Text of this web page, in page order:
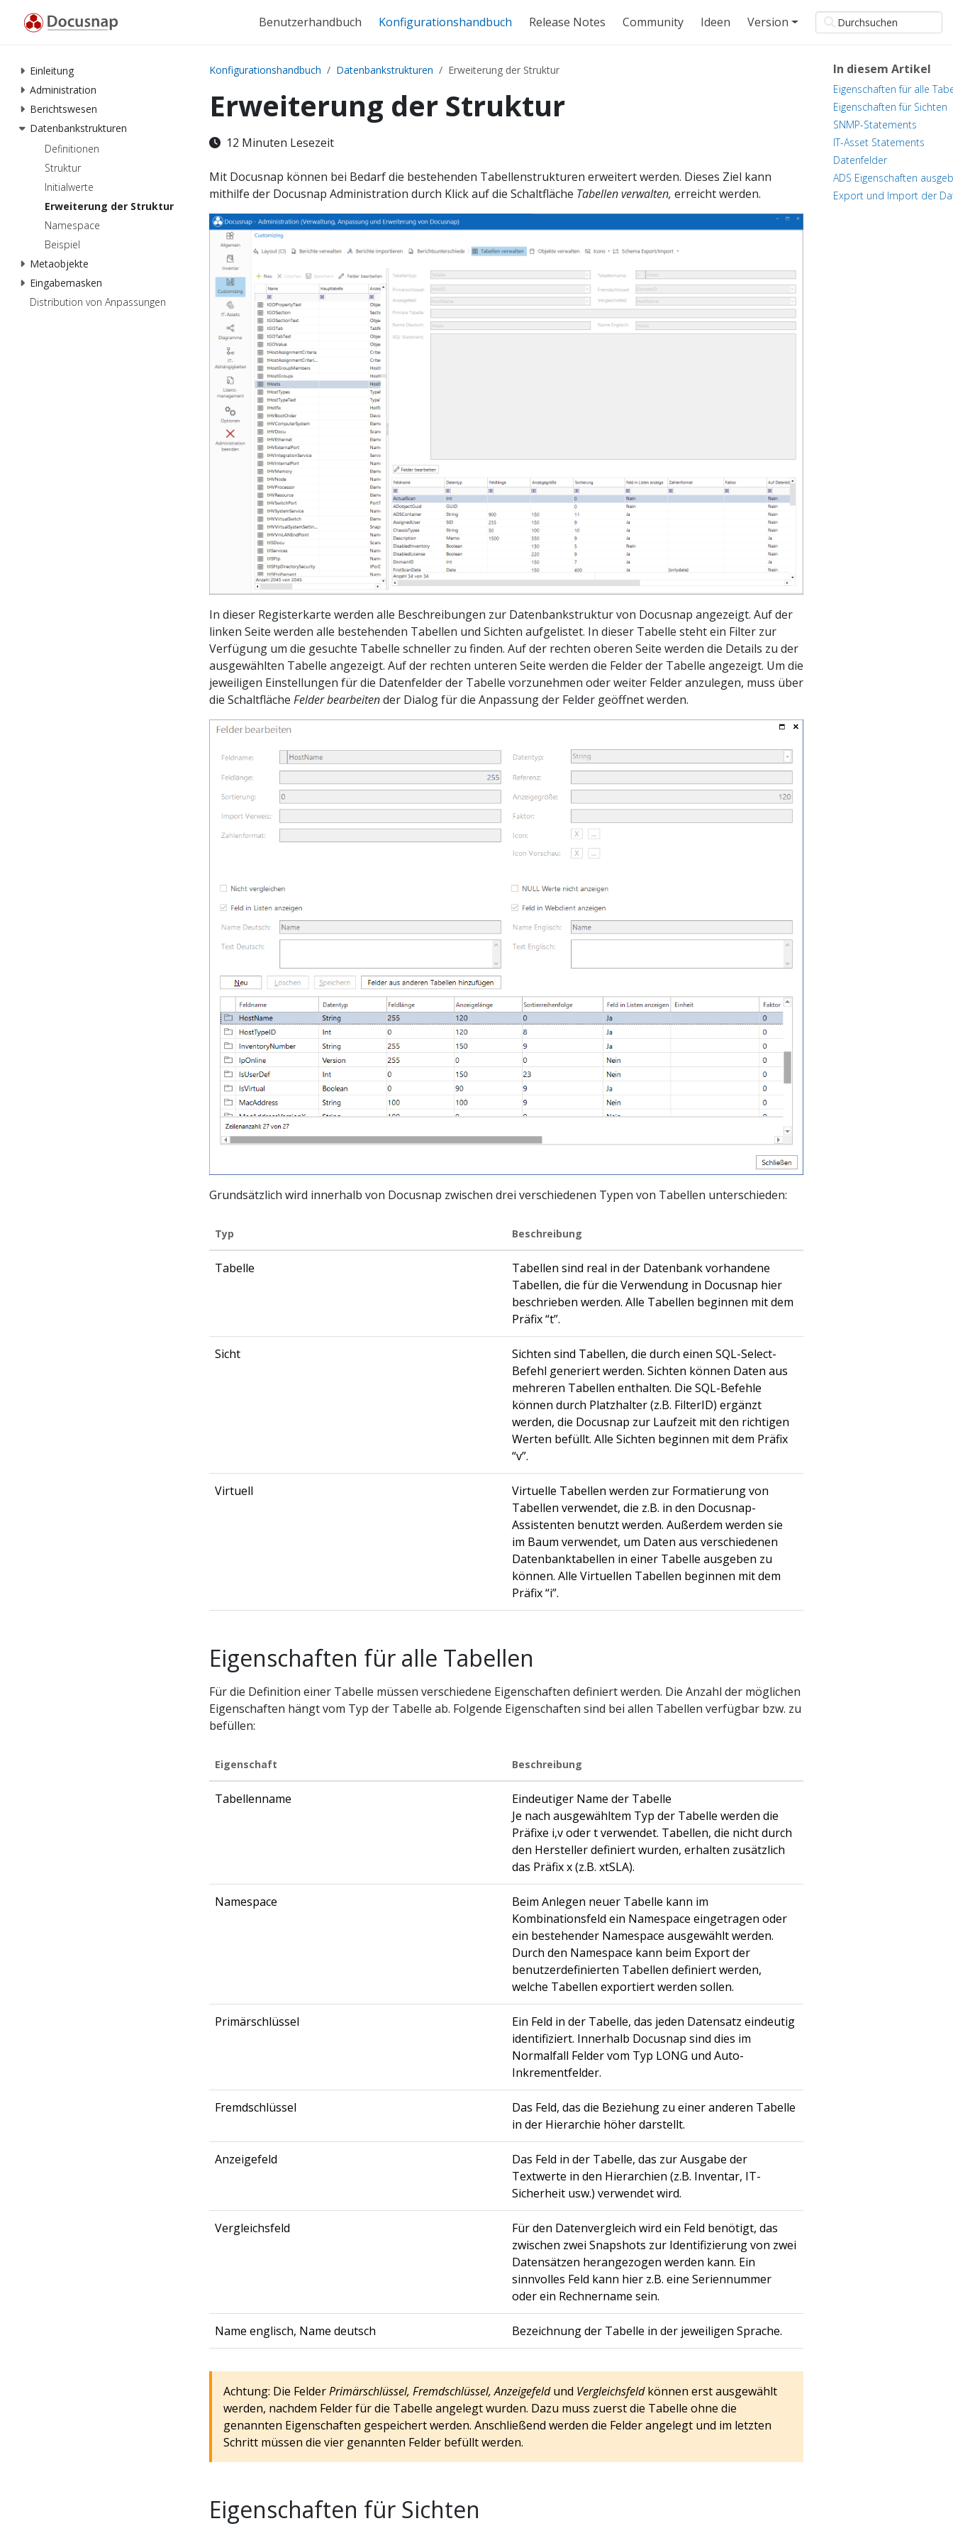
Benutzerhandbuch Konfigurationshandbuch Release Notes Community Ideen Version
Einleitung
Administration
Berichtswesen
Datenbankstrukturen
Definitionen
Struktur
Initialwerte
Erweiterung der Struktur
Namespace
Beispiel
Metaobjekte
Eingabemasken
Distribution von Anpassungen
In diesem Artikel
Eigenschaften für alle
Eigenschaften für Sichten
SNMP-Statements
IT-Asset Statements
Datenfelder
ADS Eigenschaften
Export und Import der
Konfigurationshandbuch Datenbankstrukturen Erweiterung der Struktur
Erweiterung der Struktur
12 Minuten Lesezeit
Mit Docusnap können bei Bedarf die bestehenden Tabellenstrukturen erweitert werden. Dieses Ziel kann
mithilfe der Docusnap Administration durch Klick auf die Schaltfläche Tabellen verwalten, erreicht werden.
In dieser Registerkarte werden alle Beschreibungen zur Datenbankstruktur von Docusnap angezeigt. Auf der
linken Seite werden alle bestehenden Tabellen und Sichten aufgelistet. In dieser Tabelle steht ein Filter zur
Verfügung um die gesuchte Tabelle schneller zu finden. Auf der rechten oberen Seite werden die Details zu der
ausgewählten Tabelle angezeigt. Auf der rechten unteren Seite werden die Felder der Tabelle angezeigt. Um die
jeweiligen Einstellungen für die Datenfelder der Tabelle vorzunehmen oder weiter Felder anzulegen, muss über
die Schaltfläche Felder bearbeitender Dialog für die Anpassung der Felder geöffnet werden.
Grundsätzlich wird innerhalb von Docusnap zwischen drei verschiedenen Typen von Tabellen unterschieden:
Typ Beschreibung
Tabelle
Tabellen sind real in der Datenbank vorhandene
Tabellen, die für die Verwendung in Docusnap hier
beschrieben werden. Alle Tabellen beginnen mit dem
Präfix “t”.
Sicht
Sichten sind Tabellen, die durch einen SQL-Select-
Befehl generiert werden. Sichten können Daten aus
mehreren Tabellen enthalten. Die SQL-Befehle
können durch Platzhalter (z.B. FilterID) ergänzt
werden, die Docusnap zur Laufzeit mit den richtigen
Werten befüllt. Alle Sichten beginnen mit dem Präfix
“v”.
Virtuell
Virtuelle Tabellen werden zur Formatierung von
Tabellen verwendet, die z.B. in den Docusnap-
Assistenten benutzt werden. Außerdem werden sie
im Baum verwendet, um Daten aus verschiedenen
Datenbanktabellen in einer Tabelle ausgeben zu
können. Alle Virtuellen Tabellen beginnen mit dem
Präfix “i”.
Eigenschaften für alle Tabellen
Für die Definition einer Tabelle müssen verschiedene Eigenschaften definiert werden. Die Anzahl der möglichen
Eigenschaften hängt vom Typ der Tabelle ab. Folgende Eigenschaften sind bei allen Tabellen verfügbar bzw. zu
befüllen:
Eigenschaft Beschreibung
Tabellenname
Eindeutiger Name der Tabelle
Je nach ausgewähltem Typ der Tabelle werden die
Präfixe i,v oder t verwendet. Tabellen, die nicht durch
den Hersteller definiert wurden, erhalten zusätzlich
das Präfix x (z.B. xtSLA).
Namespace
Beim Anlegen neuer Tabelle kann im
Kombinationsfeld ein Namespace eingetragen oder
ein bestehender Namespace ausgewählt werden.
Durch den Namespace kann beim Export der
benutzerdefinierten Tabellen definiert werden,
welche Tabellen exportiert werden sollen.
Primärschlüssel
Ein Feld in der Tabelle, das jeden Datensatz eindeutig
identifiziert. Innerhalb Docusnap sind dies im
Normalfall Felder vom Typ LONG und Auto-
Inkrementfelder.
Fremdschlüssel
Das Feld, das die Beziehung zu einer anderen Tabelle
in der Hierarchie höher darstellt.
Anzeigefeld
Das Feld in der Tabelle, das zur Ausgabe der
Textwerte in den Hierarchien (z.B. Inventar, IT-
Sicherheit usw.) verwendet wird.
Vergleichsfeld
Für den Datenvergleich wird ein Feld benötigt, das
zwischen zwei Snapshots zur Identifizierung von zwei
Datensätzen herangezogen werden kann. Ein
sinnvolles Feld kann hier z.B. eine Seriennummer
oder ein Rechnername sein.
Name englisch, Name deutsch Bezeichnung der Tabelle in der jeweiligen Sprache.
Achtung: Die FelderPrimärschlüssel, Fremdschlüssel, Anzeigefeldund Vergleichsfeldkönnen erst ausgewählt
werden, nachdem Felder für die Tabelle angelegt wurden. Dazu muss zuerst die Tabelle ohne die
genannten Eigenschaften gespeichert werden. Anschließend werden die Felder angelegt und im letzten
Schritt müssen die vier genannten Felder befüllt werden.
Eigenschaften für Sichten